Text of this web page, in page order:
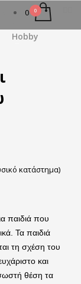
Hobby
0
κατάστημα)
παιδιά που
Τα παιδιά
τη σχέση του
και
θέση τα